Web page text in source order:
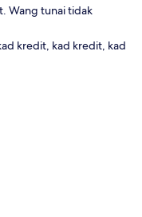
Wang tunai tidak
kredit, kad kredit, kad